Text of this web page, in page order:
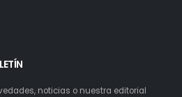
noticias o nuestra editorial